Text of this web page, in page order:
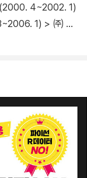
4~2002. 1)
1) > ㈜ 포
청, 환경부, 산업자
, 한국도로공사, 한
고속철도공사 외 다
우자동차, SK텔레
수 주요 저서